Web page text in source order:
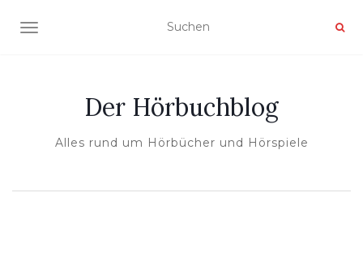
NAVIGATION UMSCHALTEN
Der Hörbuchblog
Alles rund um Hörbücher und Hörspiele